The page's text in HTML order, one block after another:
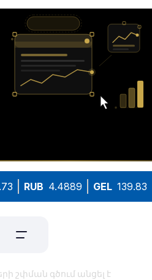
RUB 4.4889 GEL 139.83
շփման գծում անցել է